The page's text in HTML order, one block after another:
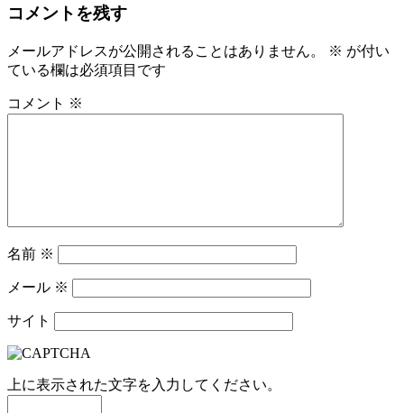
コメントを残す
メールアドレスが公開されることはありません。 ※ が付い
ている欄は必須項目です
コメント ※
名前 ※
メール ※
サイト
上に表示された文字を入力してください。